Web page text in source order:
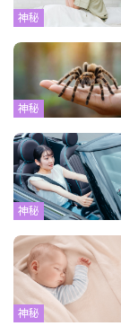
神秘
神秘
神秘
神秘